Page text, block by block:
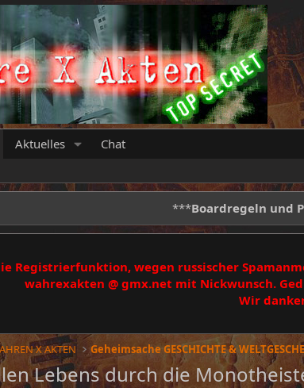
Aktuelles Chat
***Boardregeln und
Registrierfunktion, wegen russischer
wahrexakten @ gmx.net mit Nickwunsch.
Wir
X AKTEN
Lebens durch die